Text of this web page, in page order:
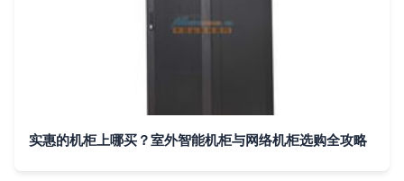
实惠的机柜上哪买？室外智能机柜与网络机柜选购全攻略